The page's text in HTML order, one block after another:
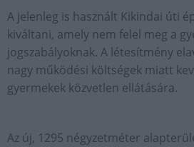
A jelenleg is használt Kikindai úti
kiváltani, amely nem felel meg a
jogszabályoknak. A létesítmény
nagy működési költségek miatt
gyermekek közvetlen ellátására.
Az új, 1295 négyzetméter